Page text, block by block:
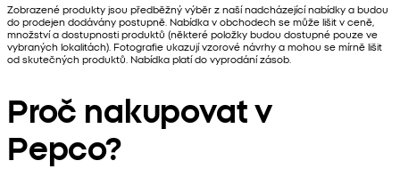
Zobrazené produkty jsou předběžný výběr z naší nadcházející nabídky a budou
do prodejen dodávány postupně. Nabídka v obchodech se může lišit v ceně,
množství a dostupnosti produktů (některé položky budou dostupné pouze ve
vybraných lokalitách). Fotografie ukazují vzorové návrhy a mohou se mírně lišit
od skutečných produktů. Nabídka platí do vyprodání zásob.
Proč nakupovat v
Pepco?